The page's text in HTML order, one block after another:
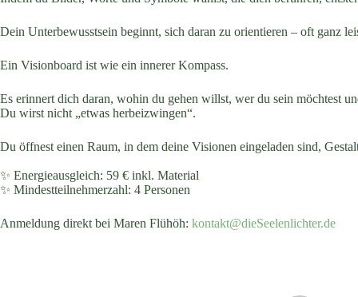
Dein Unterbewusstsein beginnt, sich daran zu orientieren – oft ganz
Ein Visionboard ist wie ein innerer Kompass.
Es erinnert dich daran, wohin du gehen willst, wer du sein möchtest
Du wirst nicht „etwas herbeizwingen“.
Du öffnest einen Raum, in dem deine Visionen eingeladen sind,
✨ Energieausgleich: 59 € inkl. Material
✨ Mindestteilnehmerzahl: 4 Personen
Anmeldung direkt bei Maren Flühöh: kontakt@dieSeelenlichter.de